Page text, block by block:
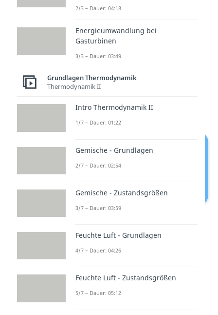
durch die zugeführte Wärme:
Verwenden wir wieder das
Verdichtungsverhältnis ε, dann
können wir den Wirkungsgrad
folgendermaßen berechnen:
Das zeigt uns, dass der
Wirkungsgrad
Systems ist und nur vom
Verdichtungsverhältnis
2/3 – Dauer: 04:18
Energieumwandlung bei
Gasturbinen
3/3 – Dauer: 03:49
Grundlagen Thermodynamik
Thermodynamik II
Intro Thermodynamik II
1/7 – Dauer: 01:22
Gemische - Grundlagen
2/7 – Dauer: 02:54
Gemische - Zustandsgrößen
3/7 – Dauer: 03:59
Feuchte Luft - Grundlagen
4/7 – Dauer: 04:26
Feuchte Luft - Zustandsgrößen
5/7 – Dauer: 05:12